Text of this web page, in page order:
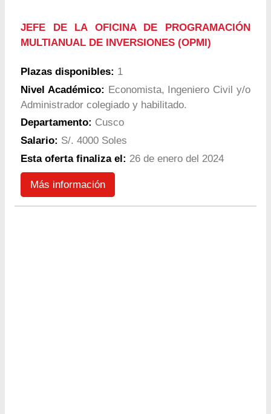
JEFE DE LA OFICINA DE PROGRAMACIÓN
MULTIANUAL DE INVERSIONES (OPMI)
Plazas disponibles: 1
Nivel Académico: Economista, Ingeniero Civil y/o
Administrador colegiado y habilitado.
Departamento: Cusco
Salario: S/. 4000 Soles
Esta oferta finaliza el: 26 de enero del 2024
Más información